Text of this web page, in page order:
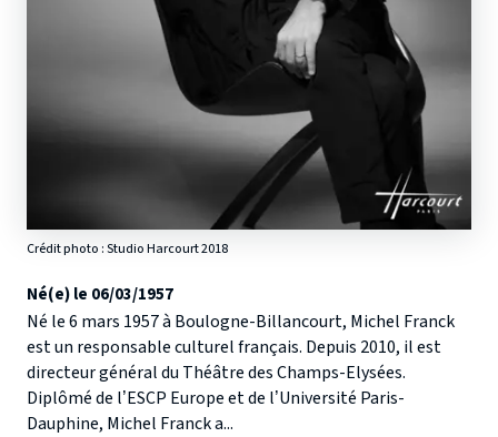
Crédit photo : Studio Harcourt 2018
Né(e) le 06/03/1957
Né le 6 mars 1957 à Boulogne-Billancourt, Michel Franck
est un responsable culturel français. Depuis 2010, il est
directeur général du Théâtre des Champs-Elysées.
Diplômé de l’ESCP Europe et de l’Université Paris-
Dauphine, Michel Franck a...